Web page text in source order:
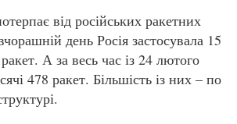
від російських ракетних
день Росія застосувала 15
А за весь час із 24 лютого
478 ракет. Більшість із них – по